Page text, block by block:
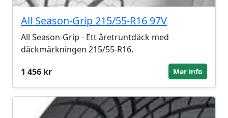
All Season-Grip 215/55-R16 97V
All Season-Grip - Ett åretruntdäck med
däckmärkningen 215/55-R16.
1 456 kr
Mer info